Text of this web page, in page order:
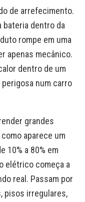
de arrefecimento.
bateria dentro da
rompe em uma
apenas mecânico.
dentro de um
num carro
grandes
aparece um
10% a 80% em
elétrico começa a
real. Passam por
pisos irregulares,